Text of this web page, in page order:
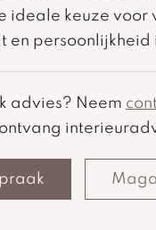
ideale keuze voor
en persoonlijkheid
advies? Neem